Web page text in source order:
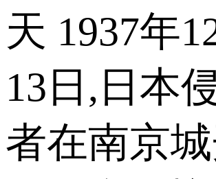
天 1937年
13日,日本
者在南京